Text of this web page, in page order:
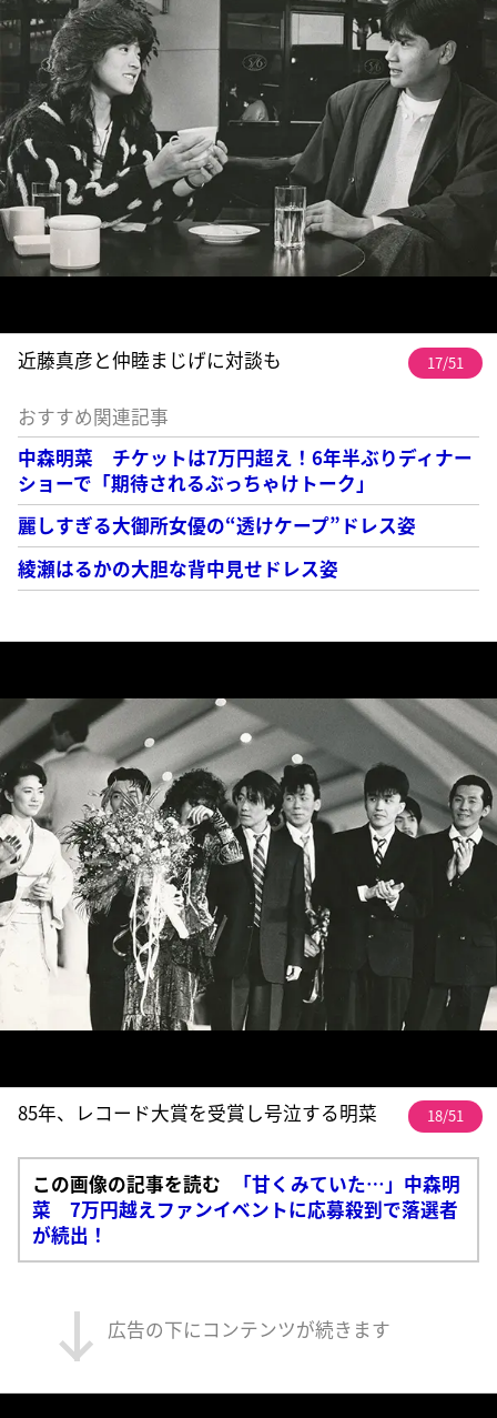
近藤真彦と仲睦まじげに対談も 17/51
おすすめ関連記事
中森明菜 チケットは7万円超え！6年半ぶりディナー
ショーで「期待されるぶっちゃけトーク」
麗しすぎる大御所女優の“透けケープ”ドレス姿
綾瀬はるかの大胆な背中見せドレス姿
85年、レコード大賞を受賞し号泣する明菜 18/51
この画像の記事を読む
「甘くみていた…」中森明
菜 7万円越えファンイベントに応募殺到で落選者
が続出！
広告の下にコンテンツが続きます